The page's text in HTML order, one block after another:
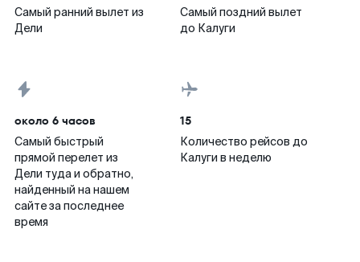
Самый ранний вылет из
Дели
Самый поздний вылет
до Калуги
около 6 часов
Самый быстрый
прямой перелет из
Дели туда и обратно,
найденный на нашем
сайте за последнее
время
15
Количество рейсов до
Калуги в неделю